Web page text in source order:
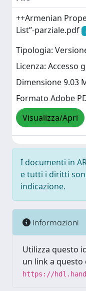
++Armenian
List”-parziale.pdf
Tipologia:
Licenza: Accesso
Dimensione 9.03
Formato Adobe
Visualizza/Apri
I documenti in
e tutti i diritti
indicazione.
Informazioni
Utilizza questo
un link a
https://